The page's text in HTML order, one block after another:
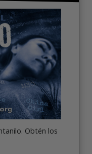
Obtén los